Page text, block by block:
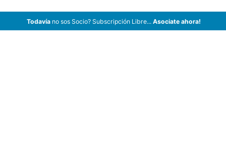
Todavíano sos Socio? Subscripción Libre... Asociate ahora!